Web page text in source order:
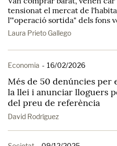
tensionat el mercat de
l'"operació sortida" dels fons
Laura Prieto Gallego
Economia - 16/02/2026
Més de 50 denúncies per
la llei i anunciar lloguers
del preu de referència
David Rodríguez